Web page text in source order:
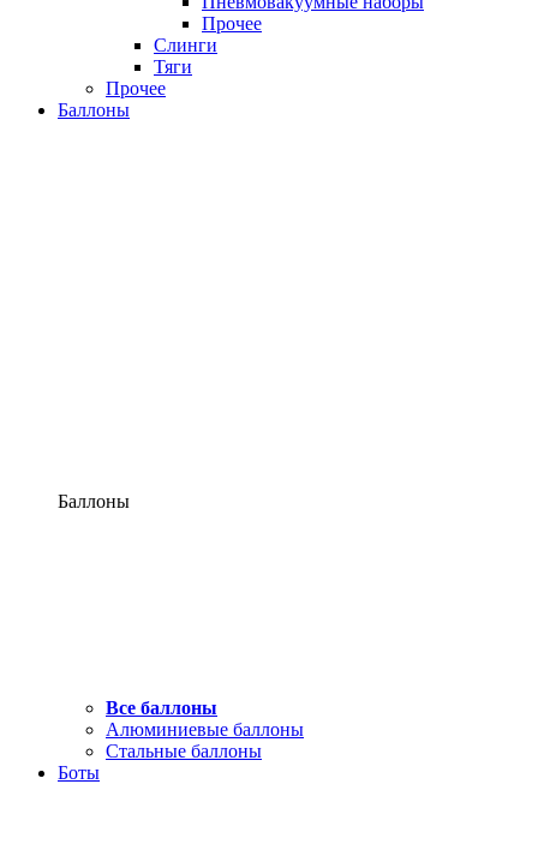
Прочее
Слинги
Тяги
Прочее
Баллоны
Баллоны
Все баллоны
Алюминиевые баллоны
Стальные баллоны
Боты